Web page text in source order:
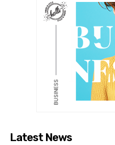
Latest News